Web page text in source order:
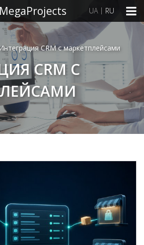
MegaProjects UA | RU
CRM С
CRM с маркетплейсами